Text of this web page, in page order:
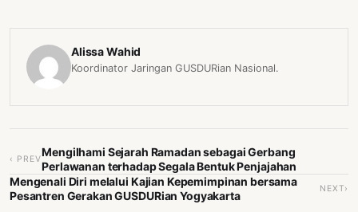
Alissa Wahid
Koordinator Jaringan GUSDURian Nasional.
‹ PREV
Mengilhami Sejarah Ramadan sebagai Gerbang
Perlawanan terhadap Segala Bentuk Penjajahan
Mengenali Diri melalui Kajian Kepemimpinan bersama
Pesantren Gerakan GUSDURian Yogyakarta
NEXT›